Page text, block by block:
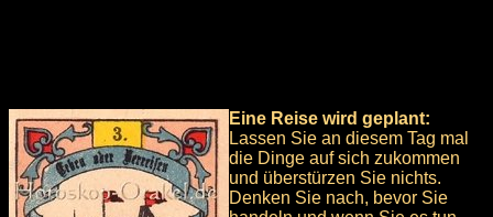
Eine Reise wird geplant:
Lassen Sie an diesem Tag mal
die Dinge auf sich zukommen
und überstürzen Sie nichts.
Denken Sie nach, bevor Sie